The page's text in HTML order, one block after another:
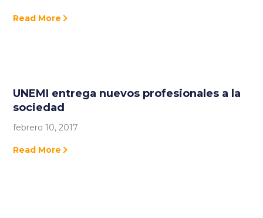
Read More
UNEMI entrega nuevos profesionales a la
sociedad
febrero 10, 2017
Read More